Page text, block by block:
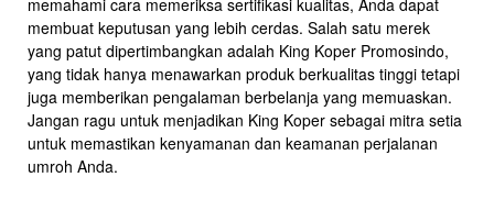
membuat keputusan yang lebih cerdas. Salah satu merek
yang patut dipertimbangkan adalah King Koper Promosindo,
yang tidak hanya menawarkan produk berkualitas tinggi tetapi
juga memberikan pengalaman berbelanja yang memuaskan.
Jangan ragu untuk menjadikan King Koper sebagai mitra setia
untuk memastikan kenyamanan dan keamanan perjalanan
umroh Anda.